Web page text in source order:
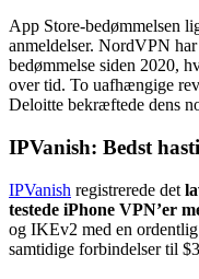
App Store-bedømmelsen
anmeldelser. NordVPN
bedømmelse siden 2020,
over tid. To uafhængige
Deloitte bekræftede dens
IPVanish: Bedst
IPVanish registrerede det
testede iPhone VPN’er
og IKEv2 med en
samtidige forbindelser til